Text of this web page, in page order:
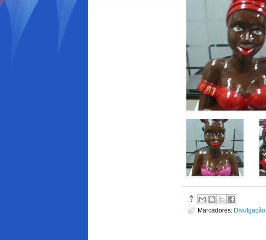
Marcadores: Divulgação